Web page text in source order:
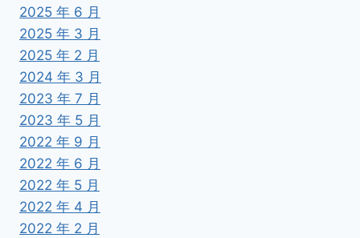
2025 年 6 月
2025 年 3 月
2025 年 2 月
2024 年 3 月
2023 年 7 月
2023 年 5 月
2022 年 9 月
2022 年 6 月
2022 年 5 月
2022 年 4 月
2022 年 2 月